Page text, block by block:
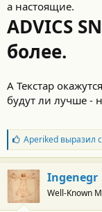
а настоящие.
ADVICS
более.
А Текстар
будут ли лучше -
Б
л
а
г
о
д
а
Aperikedвыразил
Ingenegr
Well-Known